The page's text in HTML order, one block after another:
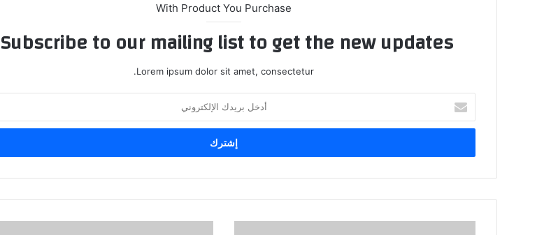
With Product You Purchase
Subscribe to our mailing list to get the new updates!
Lorem ipsum dolor sit amet, consectetur.
بريدك
الإلكتروني